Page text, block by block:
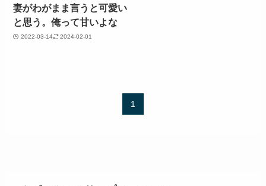
妻がわがまま言うと可愛い
と思う。俺って甘いよな
2022-03-14 2024-02-01
1